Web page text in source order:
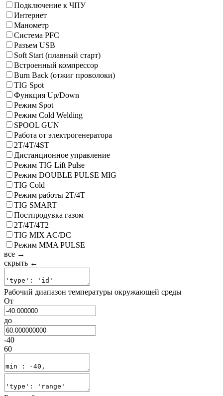
Подключение к ЧПУ
Интернет
Манометр
Система PFC
Разъем USB
Soft Start (плавный старт)
Встроенный компрессор
Burn Back (отжиг проволоки)
TIG Spot
Функция Up/Down
Режим Spot
Режим Cold Welding
SPOOL GUN
Работа от электрогенератора
2T/4T/4ST
Дистанционное управление
Режим TIG Lift Pulse
Режим DOUBLE PULSE MIG
TIG Cold
Режим работы 2Т/4Т
TIG SMART
Постпродувка газом
2T/4T/4T2
TIG MIX AC/DC
Режим MMA PULSE
все →
скрыть ←
Рабочий диапазон температуры окружающей среды
От
до
-40
60